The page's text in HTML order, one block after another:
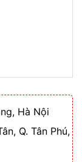
Hà Nội
Q. Tân Phú,